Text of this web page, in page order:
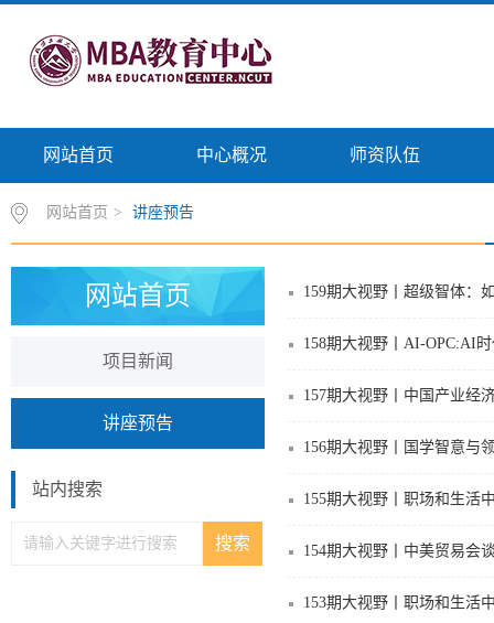
网站首页 中心概况 师资队伍
网站首页 > 讲座预告
网站首页
项目新闻
讲座预告
站内搜索
159期大视野丨超级智体：
158期大视野丨AI-OPC:AI
157期大视野丨中国产业经
156期大视野丨国学智意与
155期大视野丨职场和生活
154期大视野丨中美贸易会
153期大视野丨职场和生活